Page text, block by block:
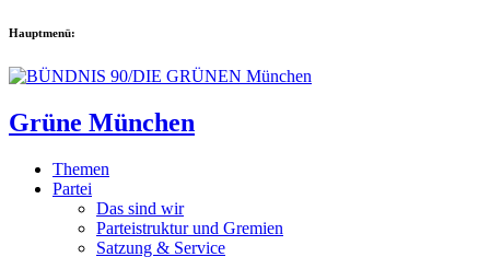
Hauptmenü:
Grüne München
Themen
Partei
Das sind wir
Parteistruktur und Gremien
Satzung & Service